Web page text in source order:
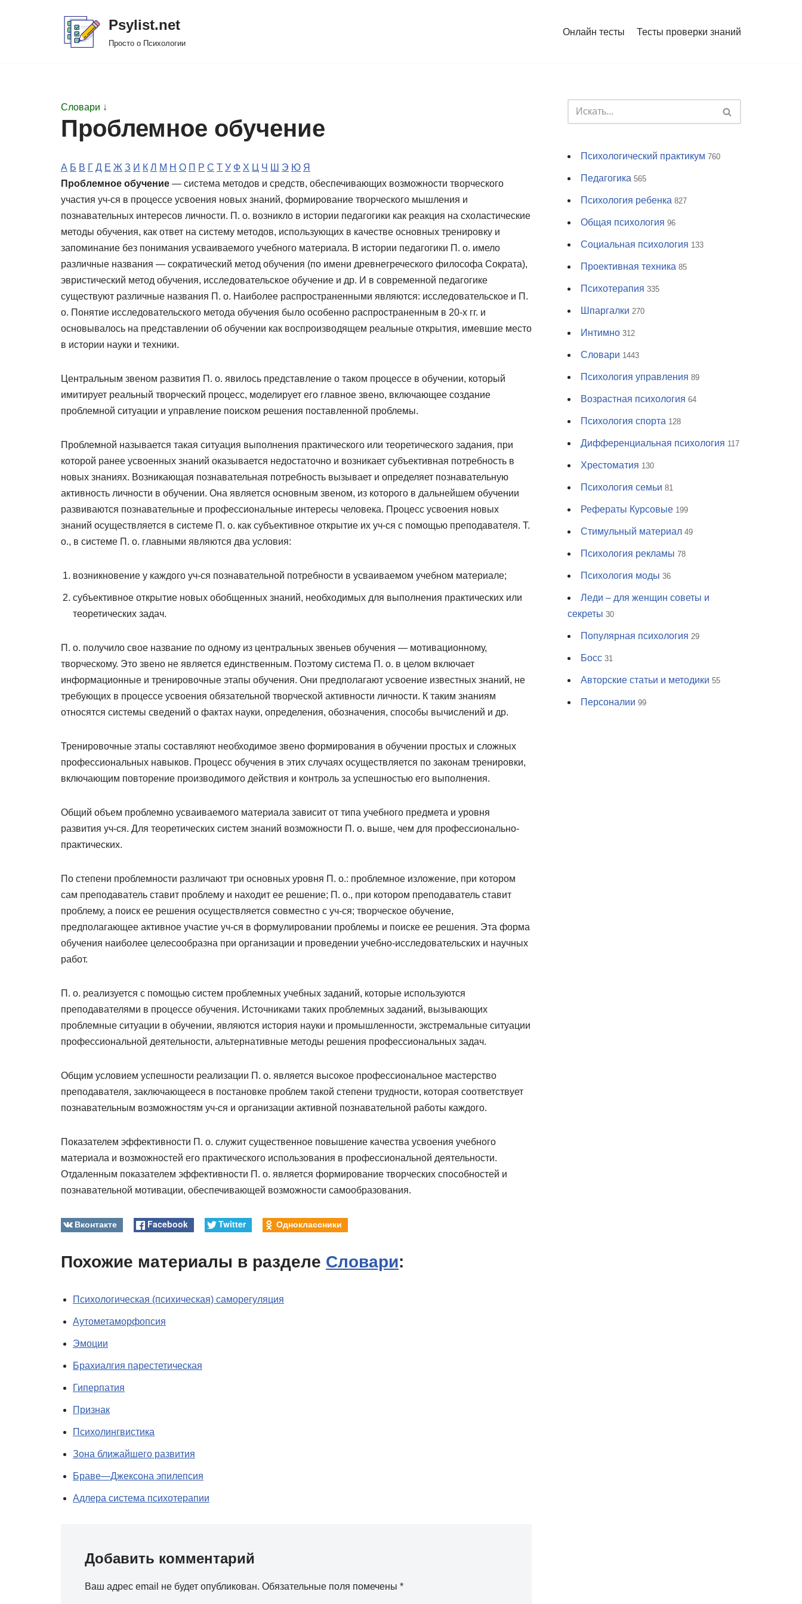
Psylist.net
Просто о Психологии
Онлайн тесты Тесты проверки знаний
Словари ↓
Проблемное обучение
А Б В Г Д Е Ж З И К Л М Н О П Р С Т У Ф Х Ц Ч Ш Э Ю Я
Проблемное обучение — система методов и средств, обеспечивающих возможности творческого
участия уч-ся в процессе усвоения новых знаний, формирование творческого мышления и
познавательных интересов личности. П. о. возникло в истории педагогики как реакция на схоластические
методы обучения, как ответ на систему методов, использующих в качестве основных тренировку и
запоминание без понимания усваиваемого учебного материала. В истории педагогики П. о. имело
различные названия — сократический метод обучения (по имени древнегреческого философа Сократа),
эвристический метод обучения, исследовательское обучение и др. И в современной педагогике
существуют различные названия П. о. Наиболее распространенными являются: исследовательское и П.
о. Понятие исследовательского метода обучения было особенно распространенным в 20-х гг. и
основывалось на представлении об обучении как воспроизводящем реальные открытия, имевшие место
в истории науки и техники.
Центральным звеном развития П. о. явилось представление о таком процессе в обучении, который
имитирует реальный творческий процесс, моделирует его главное звено, включающее создание
проблемной ситуации и управление поиском решения поставленной проблемы.
Проблемной называется такая ситуация выполнения практического или теоретического задания, при
которой ранее усвоенных знаний оказывается недостаточно и возникает субъективная потребность в
новых знаниях. Возникающая познавательная потребность вызывает и определяет познавательную
активность личности в обучении. Она является основным звеном, из которого в дальнейшем обучении
развиваются познавательные и профессиональные интересы человека. Процесс усвоения новых
знаний осуществляется в системе П. о. как субъективное открытие их уч-ся с помощью преподавателя. Т.
о., в системе П. о. главными являются два условия:
возникновение у каждого уч-ся познавательной потребности в усваиваемом учебном материале;
субъективное открытие новых обобщенных знаний, необходимых для выполнения практических или
теоретических задач.
П. о. получило свое название по одному из центральных звеньев обучения — мотивационному,
творческому. Это звено не является единственным. Поэтому система П. о. в целом включает
информационные и тренировочные этапы обучения. Они предполагают усвоение известных знаний, не
требующих в процессе усвоения обязательной творческой активности личности. К таким знаниям
относятся системы сведений о фактах науки, определения, обозначения, способы вычислений и др.
Тренировочные этапы составляют необходимое звено формирования в обучении простых и сложных
профессиональных навыков. Процесс обучения в этих случаях осуществляется по законам тренировки,
включающим повторение производимого действия и контроль за успешностью его выполнения.
Общий объем проблемно усваиваемого материала зависит от типа учебного предмета и уровня
развития уч-ся. Для теоретических систем знаний возможности П. о. выше, чем для профессионально-
практических.
По степени проблемности различают три основных уровня П. о.: проблемное изложение, при котором
сам преподаватель ставит проблему и находит ее решение; П. о., при котором преподаватель ставит
проблему, а поиск ее решения осуществляется совместно с уч-ся; творческое обучение,
предполагающее активное участие уч-ся в формулировании проблемы и поиске ее решения. Эта форма
обучения наиболее целесообразна при организации и проведении учебно-исследовательских и научных
работ.
П. о. реализуется с помощью систем проблемных учебных заданий, которые используются
преподавателями в процессе обучения. Источниками таких проблемных заданий, вызывающих
проблемные ситуации в обучении, являются история науки и промышленности, экстремальные ситуации
профессиональной деятельности, альтернативные методы решения профессиональных задач.
Общим условием успешности реализации П. о. является высокое профессиональное мастерство
преподавателя, заключающееся в постановке проблем такой степени трудности, которая соответствует
познавательным возможностям уч-ся и организации активной познавательной работы каждого.
Показателем эффективности П. о. служит существенное повышение качества усвоения учебного
материала и возможностей его практического использования в профессиональной деятельности.
Отдаленным показателем эффективности П. о. является формирование творческих способностей и
познавательной мотивации, обеспечивающей возможности самообразования.
Вконтакте Facebook Twitter Одноклассники
Похожие материалы в разделе Словари:
Психологическая (психическая) саморегуляция
Аутометаморфопсия
Эмоции
Брахиалгия парестетическая
Гиперпатия
Признак
Психолингвистика
Зона ближайшего развития
Браве—Джексона эпилепсия
Адлера система психотерапии
Добавить комментарий
Ваш адрес email не будет опубликован. Обязательные поля помечены *
Психологический практикум 760
Педагогика 565
Психология ребенка 827
Общая психология 96
Социальная психология 133
Проективная техника 85
Психотерапия 335
Шпаргалки 270
Интимно 312
Словари 1443
Психология управления 89
Возрастная психология 64
Психология спорта 128
Дифференциальная психология 117
Хрестоматия 130
Психология семьи 81
Рефераты Курсовые 199
Стимульный материал 49
Психология рекламы 78
Психология моды 36
Леди – для женщин советы и
секреты 30
Популярная психология 29
Босс 31
Авторские статьи и методики 55
Персоналии 99